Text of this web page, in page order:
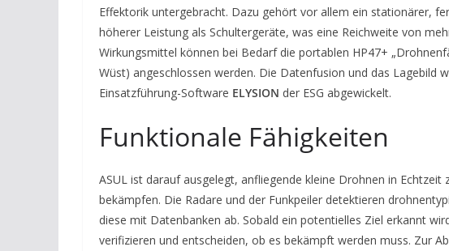
Effektorik untergebracht. Dazu gehört vor allem ein stationärer,
höherer Leistung als Schultergeräte, was eine Reichweite von
Wirkungsmittel können bei Bedarf die portablen HP47+
Wüst) angeschlossen werden. Die Datenfusion und das Lagebild
Einsatzführung-Software ELYSION der ESG abgewickelt.
Funktionale Fähigkeiten
ASUL ist darauf ausgelegt, anfliegende kleine Drohnen in
bekämpfen. Die Radare und der Funkpeiler detektieren
diese mit Datenbanken ab. Sobald ein potentielles Ziel erkannt
verifizieren und entscheiden, ob es bekämpft werden muss. Zur